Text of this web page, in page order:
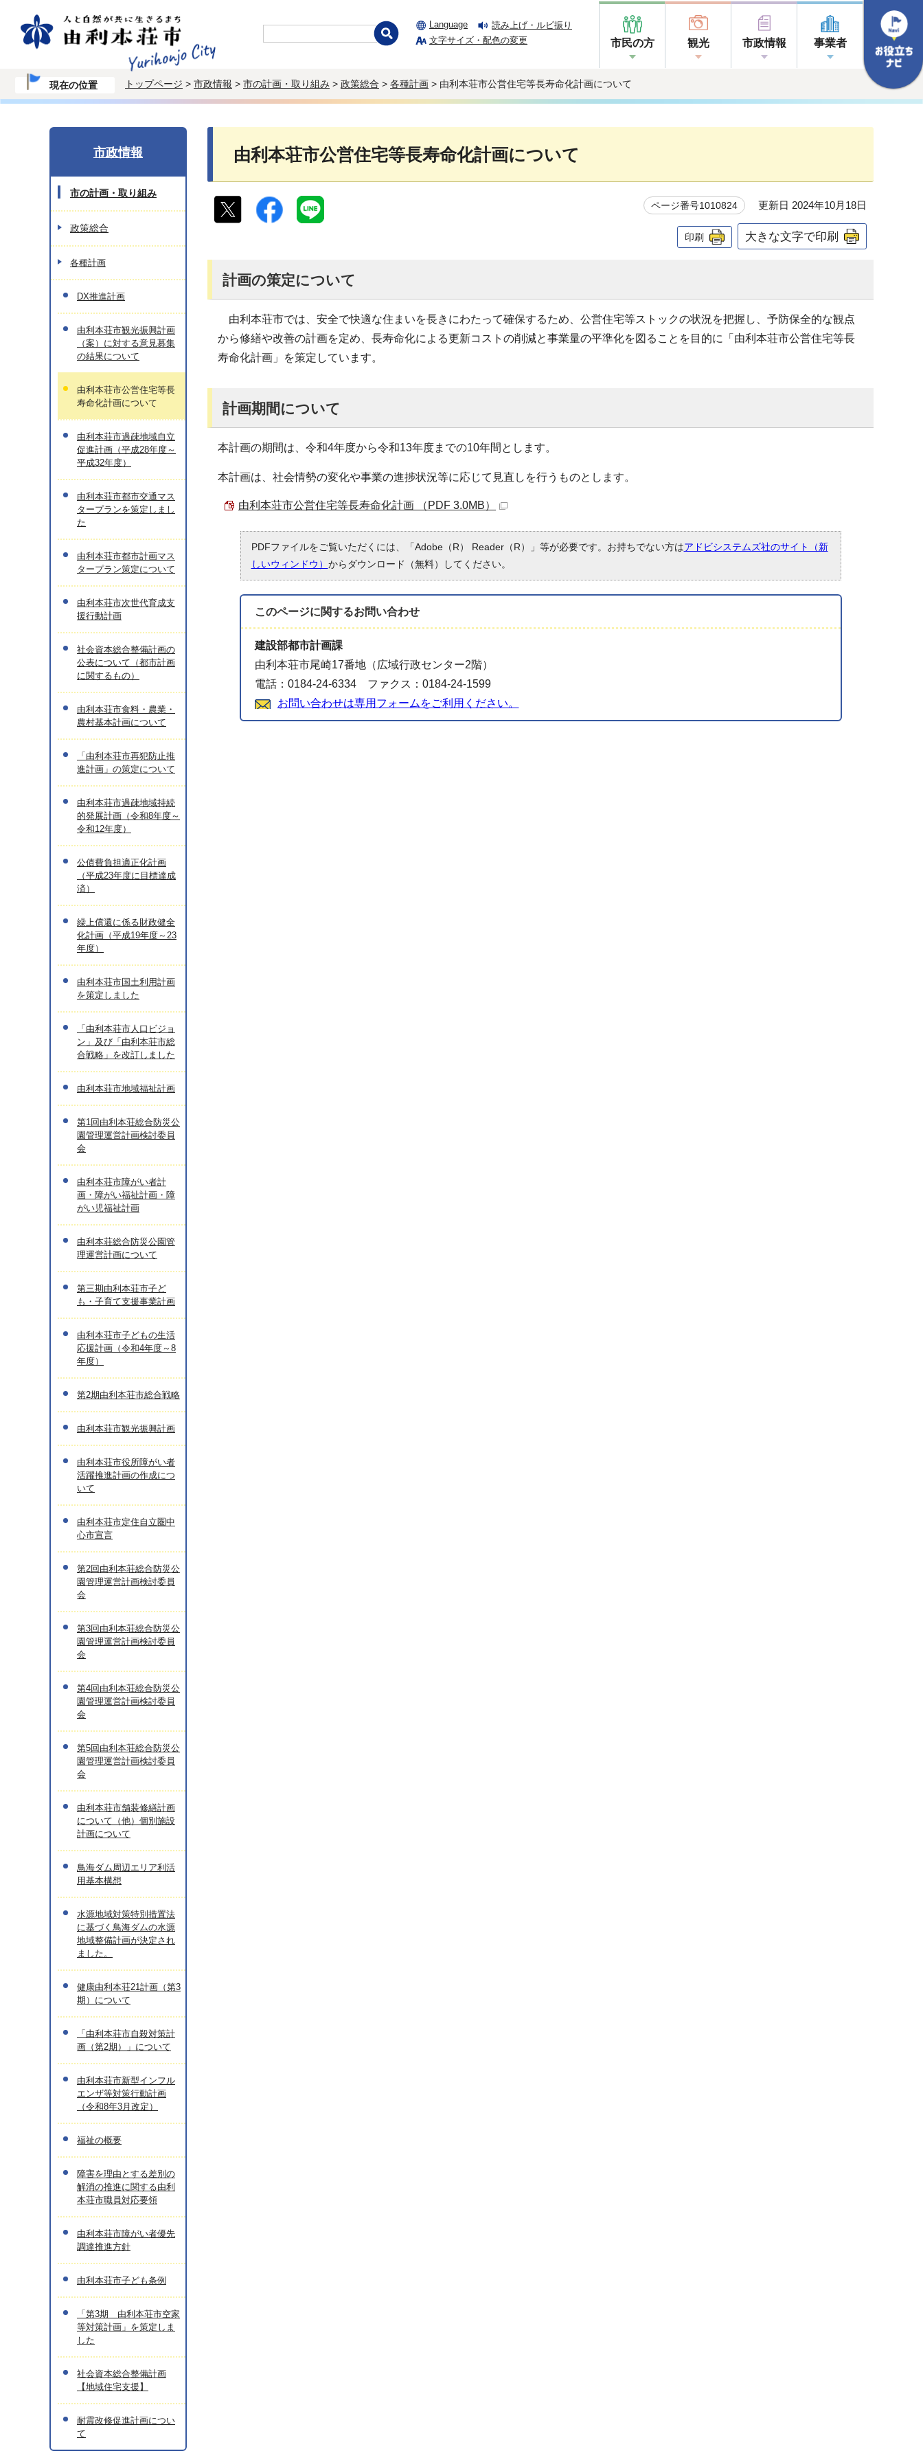
Language
読み上げ・ルビ振り
文字サイズ・配色の変更
市民の方 観光 市政情報 事業者
現在の位置 トップページ > 市政情報 > 市の計画・取り組み > 政策総合 > 各種計画 > 由利本荘市公営住宅等長寿命化計画について
由利本荘市公営住宅等長寿命化計画について
ページ番号1010824 更新日 2024年10月18日
印刷 大きな文字で印刷
計画の策定について
由利本荘市では、安全で快適な住まいを長きにわたって確保するため、公営住宅等ストックの状況を把握し、予防保全的な観点
から修繕や改善の計画を定め、長寿命化による更新コストの削減と事業量の平準化を図ることを目的に「由利本荘市公営住宅等長
寿命化計画」を策定しています。
計画期間について
本計画の期間は、令和4年度から令和13年度までの10年間とします。
本計画は、社会情勢の変化や事業の進捗状況等に応じて見直しを行うものとします。
由利本荘市公営住宅等長寿命化計画 （PDF 3.0MB）
PDFファイルをご覧いただくには、「Adobe（R） Reader（R）」等が必要です。お持ちでない方はアドビシステムズ社のサイト（新
しいウィンドウ） からダウンロード（無料）してください。
このページに関するお問い合わせ
建設部都市計画課
由利本荘市尾崎17番地（広域行政センター2階）
電話：0184-24-6334 ファクス：0184-24-1599
お問い合わせは専用フォームをご利用ください。
市政情報
市の計画・取り組み
政策総合
各種計画
DX推進計画
由利本荘市観光振興計画
（案）に対する意見募集
の結果について
由利本荘市公営住宅等長
寿命化計画について
由利本荘市過疎地域自立
促進計画（平成28年度～
平成32年度）
由利本荘市都市交通マス
タープランを策定しまし
た
由利本荘市都市計画マス
タープラン策定について
由利本荘市次世代育成支
援行動計画
社会資本総合整備計画の
公表について（都市計画
に関するもの）
由利本荘市食料・農業・
農村基本計画について
「由利本荘市再犯防止推
進計画」の策定について
由利本荘市過疎地域持続
的発展計画（令和8年度～
令和12年度）
公債費負担適正化計画
（平成23年度に目標達成
済）
繰上償還に係る財政健全
化計画（平成19年度～23
年度）
由利本荘市国土利用計画
を策定しました
「由利本荘市人口ビジョ
ン」及び「由利本荘市総
合戦略」を改訂しました
由利本荘市地域福祉計画
第1回由利本荘総合防災公
園管理運営計画検討委員
会
由利本荘市障がい者計
画・障がい福祉計画・障
がい児福祉計画
由利本荘総合防災公園管
理運営計画について
第三期由利本荘市子ど
も・子育て支援事業計画
由利本荘市子どもの生活
応援計画（令和4年度～8
年度）
第2期由利本荘市総合戦略
由利本荘市観光振興計画
由利本荘市役所障がい者
活躍推進計画の作成につ
いて
由利本荘市定住自立圏中
心市宣言
第2回由利本荘総合防災公
園管理運営計画検討委員
会
第3回由利本荘総合防災公
園管理運営計画検討委員
会
第4回由利本荘総合防災公
園管理運営計画検討委員
会
第5回由利本荘総合防災公
園管理運営計画検討委員
会
由利本荘市舗装修繕計画
について（他）個別施設
計画について
鳥海ダム周辺エリア利活
用基本構想
水源地域対策特別措置法
に基づく鳥海ダムの水源
地域整備計画が決定され
ました。
健康由利本荘21計画（第3
期）について
「由利本荘市自殺対策計
画（第2期）」について
由利本荘市新型インフル
エンザ等対策行動計画
（令和8年3月改定）
福祉の概要
障害を理由とする差別の
解消の推進に関する由利
本荘市職員対応要領
由利本荘市障がい者優先
調達推進方針
由利本荘市子ども条例
「第3期 由利本荘市空家
等対策計画」を策定しま
した
社会資本総合整備計画
【地域住宅支援】
耐震改修促進計画につい
て